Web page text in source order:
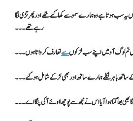
یہ سب ہوتا ہے وہ ہمارے سموسے کھا گئے تھے اور پھر تڑی لگا
رہے تھے۔۔۔
تم لوگ آو میں اپنے سب لڑکوںسےتعارف کرواتا ہوں۔۔۔
باہر نکلے ہمارے ساتھ اور بھی لڑکے شامل ہو گئے۔۔۔
بھاگتا ہوا آیا اس نے مجھ سے پوچھا اوئے آ کی پنگا اے ۔۔۔